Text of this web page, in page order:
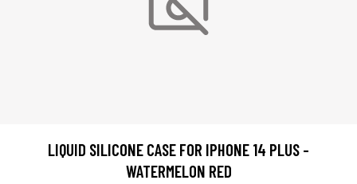
LIQUID SILICONE CASE FOR IPHONE 14 PLUS -
WATERMELON RED